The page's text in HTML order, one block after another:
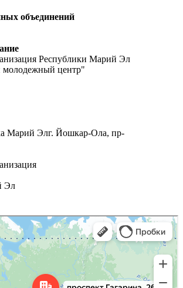
объединений
Республики Марий Эл
молодежный центр"
Марий Элг. Йошкар-Ола, пр-
Эл